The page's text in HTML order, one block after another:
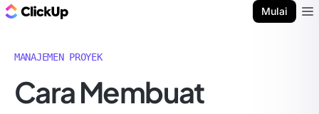
Mulai
MANAJEMEN PROYEK
Cara Membuat